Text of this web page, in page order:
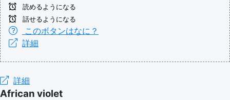
読めるようになる
話せるようになる
このボタンはなに？
詳細
詳細
African violet